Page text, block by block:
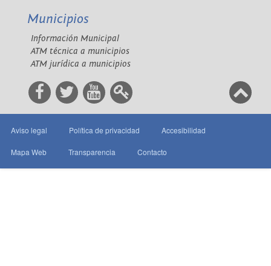
Municipios
Información Municipal
ATM técnica a municipios
ATM jurídica a municipios
Aviso legal Política de privacidad Accesibilidad
Mapa Web Transparencia Contacto